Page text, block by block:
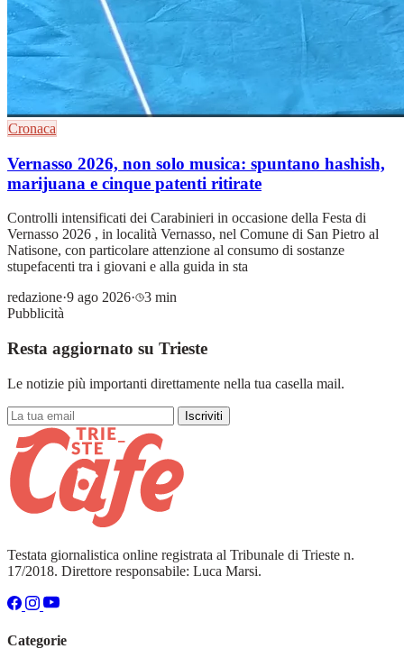
Cronaca
Vernasso 2026, non solo musica: spuntano hashish,
marijuana e cinque patenti ritirate
Controlli intensificati dei Carabinieri in occasione della Festa di
Vernasso 2026 , in località Vernasso, nel Comune di San Pietro al
Natisone, con particolare attenzione al consumo di sostanze
stupefacenti tra i giovani e alla guida in sta
redazione·9 ago 2026·
3 min
Pubblicità
Resta aggiornato su Trieste
Le notizie più importanti direttamente nella tua casella mail.
Iscriviti
Testata giornalistica online registrata al Tribunale di Trieste n.
17/2018. Direttore responsabile: Luca Marsi.
Categorie